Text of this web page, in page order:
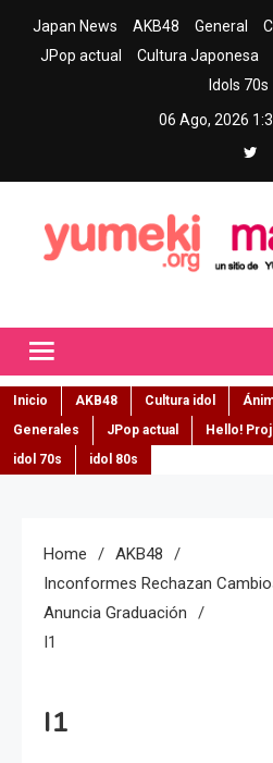
Japan News AKB48 General
JPop actual
Cultura Japonesa
Idols 70s
06 Ago, 2026
Inicio AKB48 Cultura idol
Generales
JPop actual Hello!
idol 70s
idol 80s
Home
AKB48
Inconformes Rechazan
Anuncia Graduación
I1
I1